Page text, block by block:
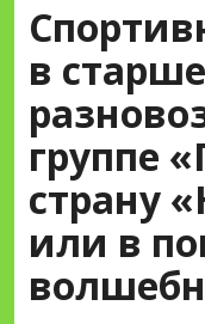
в
группе
страну
или в